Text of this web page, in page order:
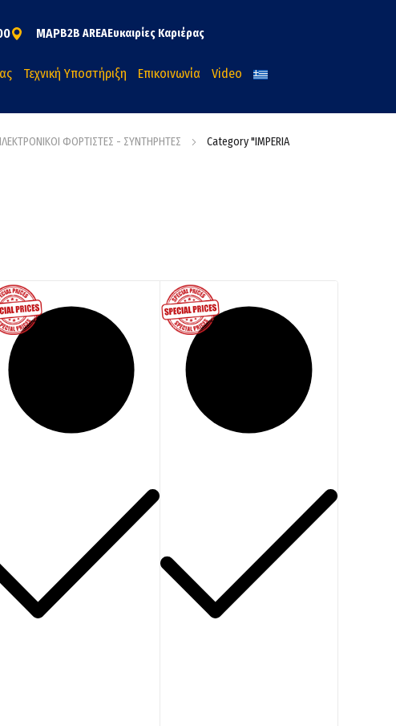
MAPB2B AREAΕυκαιρίες Καριέρας
Τεχνική Υποστήριξη Επικοινωνία Video
ΦΟΡΤΙΣΤΕΣ - ΣΥΝΤΗΡΗΤΕΣ
Category "IMPERIA